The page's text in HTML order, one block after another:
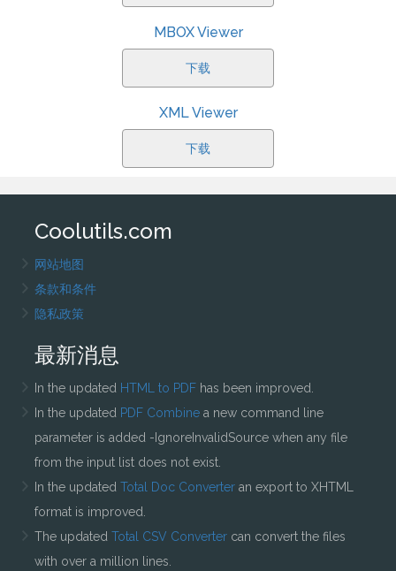
MBOX Viewer
下载
XML Viewer
下载
Coolutils.com
网站地图
条款和条件
隐私政策
最新消息
In the updated HTML to PDFhas been improved.
In the updated PDF Combine a new command line
parameter is added -IgnoreInvalidSource when any file
from the input list does not exist.
In the updated Total Doc Converter an export to XHTML
format is improved.
The updated Total CSV Convertercan convert the files
with over a million lines.